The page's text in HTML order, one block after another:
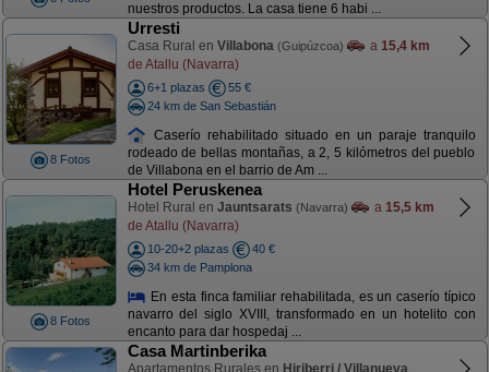
nuestros productos. La casa tiene 6 habi ...
8 Fotos
Urresti
Casa Rural en Villabona (Guipúzcoa) a 15,4 km
de Atallu (Navarra)
6+1 plazas
55 €
24 km de San Sebastián
Caserío rehabilitado situado en un paraje tranquilo
rodeado de bellas montañas, a 2, 5 kilómetros del pueblo
de Villabona en el barrio de Am ...
8 Fotos
Hotel Peruskenea
Hotel Rural en Jauntsarats (Navarra) a 15,5 km
de Atallu (Navarra)
10-20+2 plazas
40 €
34 km de Pamplona
En esta finca familiar rehabilitada, es un caserío típico
navarro del siglo XVIII, transformado en un hotelito con
encanto para dar hospedaj ...
Casa Martinberika
Apartamentos Rurales en Hiriberri / Villanueva